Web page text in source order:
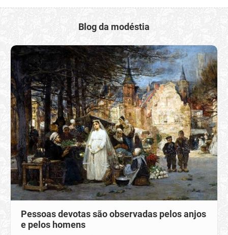
Blog da modéstia
Pessoas devotas são observadas pelos anjos
e pelos homens